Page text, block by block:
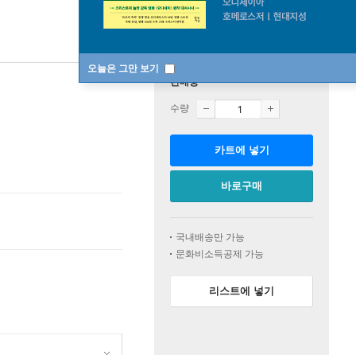
오늘은 그만 보기
판매중
수량
카트에 넣기
바로구매
국내배송만 가능
문화비소득공제 가능
리스트에 넣기